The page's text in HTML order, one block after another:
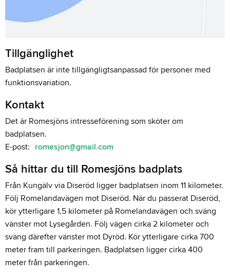
Tillgänglighet
Badplatsen är inte tillgängligtsanpassad för personer med
funktionsvariation.
Kontakt
Det är Romesjöns intresseförening som sköter om
badplatsen.
E-post: romesjon@gmail.com
Så hittar du till Romesjöns badplats
Från Kungälv via Diseröd ligger badplatsen inom 11 kilometer.
Följ Romelandavägen mot Diseröd. När du passerat Diseröd,
kör ytterligare 1,5 kilometer på Romelandavägen och sväng
vänster mot Lysegården. Följ vägen cirka 2 kilometer och
sväng därefter vänster mot Dyröd. Kör ytterligare cirka 700
meter fram till parkeringen. Badplatsen ligger cirka 400
meter från parkeringen.